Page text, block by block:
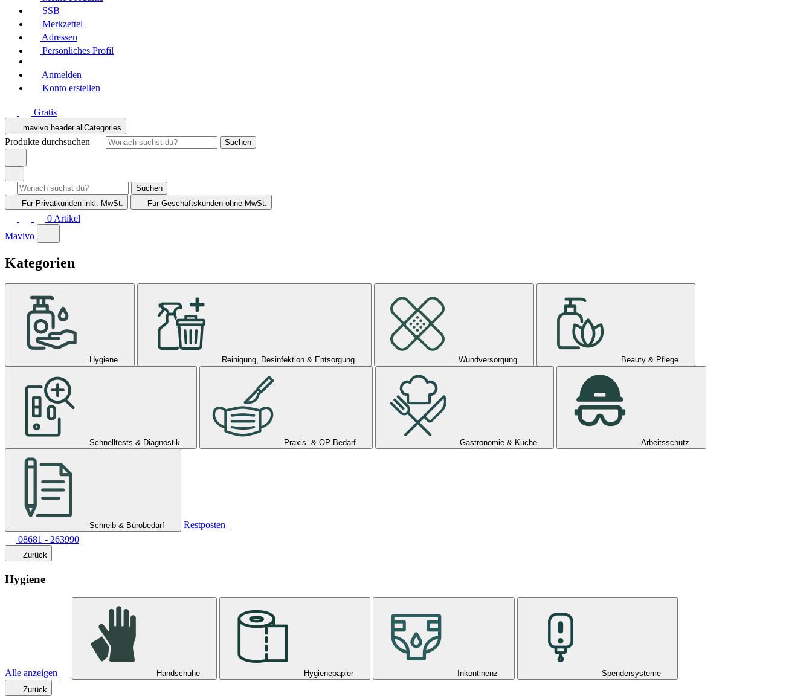
SSB
Merkzettel
Adressen
Persönliches Profil
Anmelden
Konto erstellen
Gratis
mavivo.header.allCategories
Produkte durchsuchen Suchen
Suchen
Für Privatkunden inkl. MwSt. Für Geschäftskunden ohne MwSt.
0 Artikel
Mavivo
Kategorien
Hygiene Reinigung, Desinfektion & Entsorgung Wundversorgung Beauty & Pflege
Schnelltests & Diagnostik Praxis- & OP-Bedarf Gastronomie & Küche Arbeitsschutz
Schreib & Bürobedarf
Restposten
08681 - 263990
Zurück
Hygiene
Alle anzeigen Handschuhe Hygienepapier Inkontinenz
Spendersysteme
Zurück